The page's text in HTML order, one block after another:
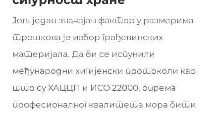
Још један значајан фактор у размерима
трошкова је избор грађевинских
материјала. Да би се испунили
међународни хигијенски протоколи као
што су ХАЦЦП и ИСО 22000, опрема
професионалног квалитета мора бити